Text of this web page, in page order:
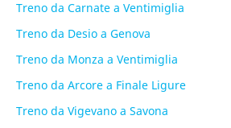
Treno da Carnate a Ventimiglia
Treno da Desio a Genova
Treno da Monza a Ventimiglia
Treno da Arcore a Finale Ligure
Treno da Vigevano a Savona